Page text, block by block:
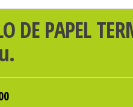
DE PAPEL